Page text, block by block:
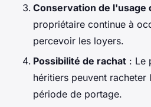
Conservation de l'usage
propriétaire continue à
percevoir les loyers.
Possibilité de rachat : Le
héritiers peuvent racheter
période de portage.